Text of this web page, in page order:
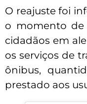
O reajuste foi
o momento de
cidadãos em
os serviços de
ônibus,
prestado aos